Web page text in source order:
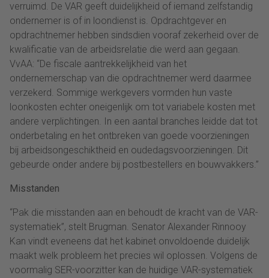
verruimd. De VAR geeft duidelijkheid of iemand zelfstandig
ondernemer is of in loondienst is. Opdrachtgever en
opdrachtnemer hebben sindsdien vooraf zekerheid over de
kwalificatie van de arbeidsrelatie die werd aan gegaan.
VvAA: “De fiscale aantrekkelijkheid van het
ondernemerschap van die opdrachtnemer werd daarmee
verzekerd. Sommige werkgevers vormden hun vaste
loonkosten echter oneigenlijk om tot variabele kosten met
andere verplichtingen. In een aantal branches leidde dat tot
onderbetaling en het ontbreken van goede voorzieningen
bij arbeidsongeschiktheid en oudedagsvoorzieningen. Dit
gebeurde onder andere bij postbestellers en bouwvakkers.”
Misstanden
“Pak die misstanden aan en behoudt de kracht van de VAR-
systematiek”, stelt Brugman. Senator Alexander Rinnooy
Kan vindt eveneens dat het kabinet onvoldoende duidelijk
maakt welk probleem het precies wil oplossen. Volgens de
voormalig SER-voorzitter kan de huidige VAR-systematiek